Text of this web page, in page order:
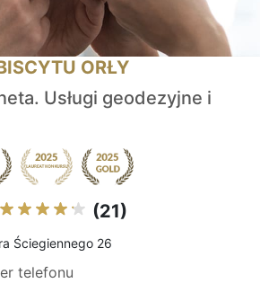
ORŁY
Usługi geodezyjne i
(21)
Ściegiennego 26
telefonu